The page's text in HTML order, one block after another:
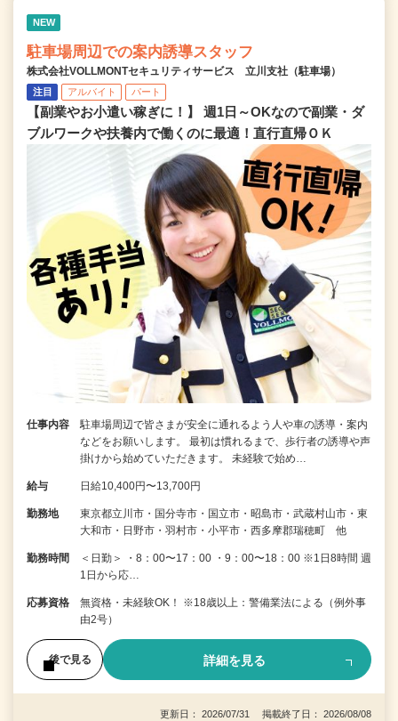
NEW
駐車場周辺での案内誘導スタッフ
株式会社VOLLMONTセキュリティサービス 立川支社（駐車場）
注目 アルバイト パート
【副業やお小遣い稼ぎに！】 週1日～OKなので副業・ダ
ブルワークや扶養内で働くのに最適！直行直帰ＯＫ
仕事内容
駐車場周辺で皆さまが安全に通れるよう人や車の誘導・案内
などをお願いします。 最初は慣れるまで、歩行者の誘導や声
掛けから始めていただきます。 未経験で始め…
給与 日給10,400円〜13,700円
勤務地
東京都立川市・国分寺市・国立市・昭島市・武蔵村山市・東
大和市・日野市・羽村市・小平市・西多摩郡瑞穂町 他
勤務時間
＜日勤＞ ・8：00〜17：00 ・9：00〜18：00 ※1日8時間 週
1日から応…
応募資格
無資格・未経験OK！ ※18歳以上：警備業法による（例外事
由2号）
後で見る 詳細を見る
更新日： 2026/07/31 掲載終了日： 2026/08/08